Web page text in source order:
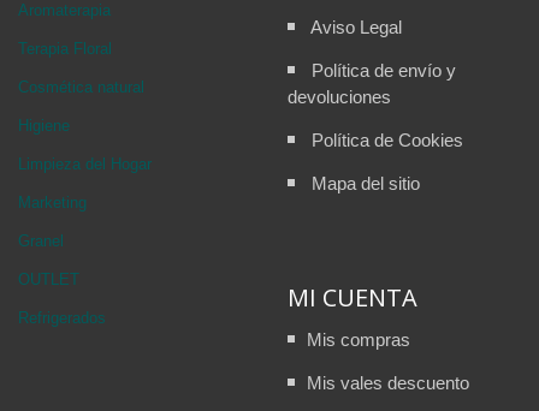
Aromaterapia
Terapia Floral
Cosmética natural
Higiene
Limpieza del Hogar
Marketing
Granel
OUTLET
Refrigerados
Aviso Legal
Política de envío y
devoluciones
Política de Cookies
Mapa del sitio
MI CUENTA
Mis compras
Mis vales descuento